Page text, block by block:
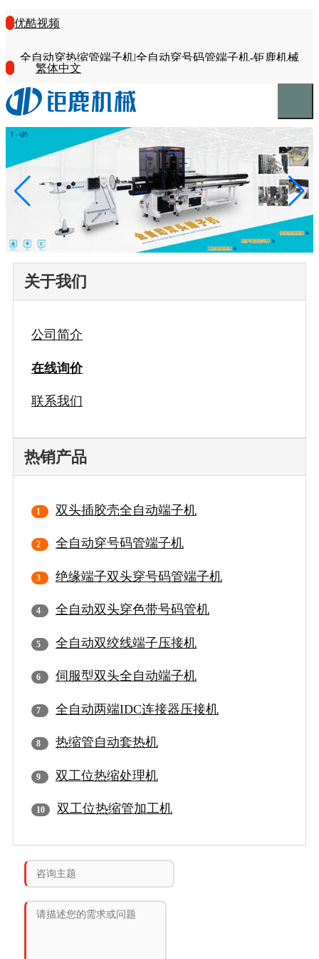
优酷视频
全自动穿热缩管端子机|全自动穿号码管端子机-钜鹿机械
繁体中文
关于我们
公司简介
在线询价
联系我们
热销产品
双头插胶壳全自动端子机
全自动穿号码管端子机
绝缘端子双头穿号码管端子机
全自动双头穿色带号码管机
全自动双绞线端子压接机
伺服型双头全自动端子机
全自动两端IDC连接器压接机
热缩管自动套热机
双工位热缩处理机
双工位热缩管加工机